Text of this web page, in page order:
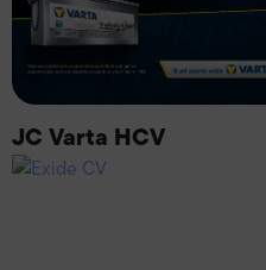
JC Varta HCV